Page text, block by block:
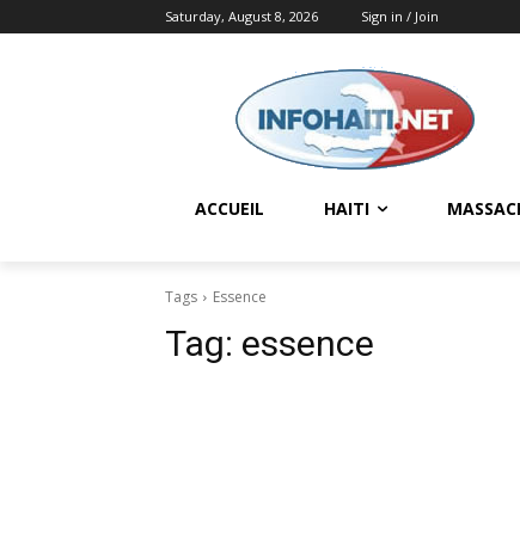
Saturday, August 8, 2026 Sign in / Join
ACCUEIL HAITI
Tags Essence
Tag: essence